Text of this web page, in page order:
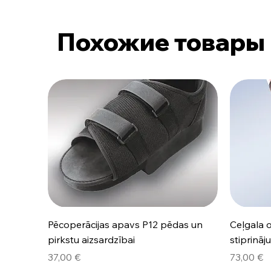
Похожие товары
Быстрый просмотр
Pēcoperācijas apavs P12 pēdas un
pirkstu aizsardzībai
Цена
37,00 €
Ceļgala
Цена
73,00 €